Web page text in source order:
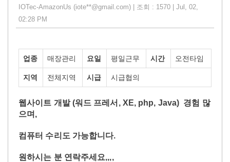
IOTec-AmazonUs (iote**@gmail.com) | 조회 : 1570 | Jul, 02,
02:28 PM
업종 매장관리 요일 평일근무 시간 오전타임
지역 전체지역 시급 시급협의
웹사이트 개발 (워드 프레서, XE, php, Java) 경험 많
으며,
컴퓨터 수리도 가능합니다.
원하시는 분 연락주세요,,,,